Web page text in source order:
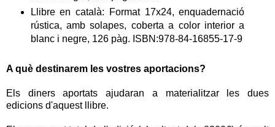
Llibre en català: Format 17x24, enquadernació
rústica, amb solapes, coberta a color interior a
blanc i negre, 126 pàg. ISBN:978-84-16855-17-9
A què destinarem les vostres aportacions?
Els diners aportats ajudaran a materialitzar les dues
edicions d'aquest llibre.